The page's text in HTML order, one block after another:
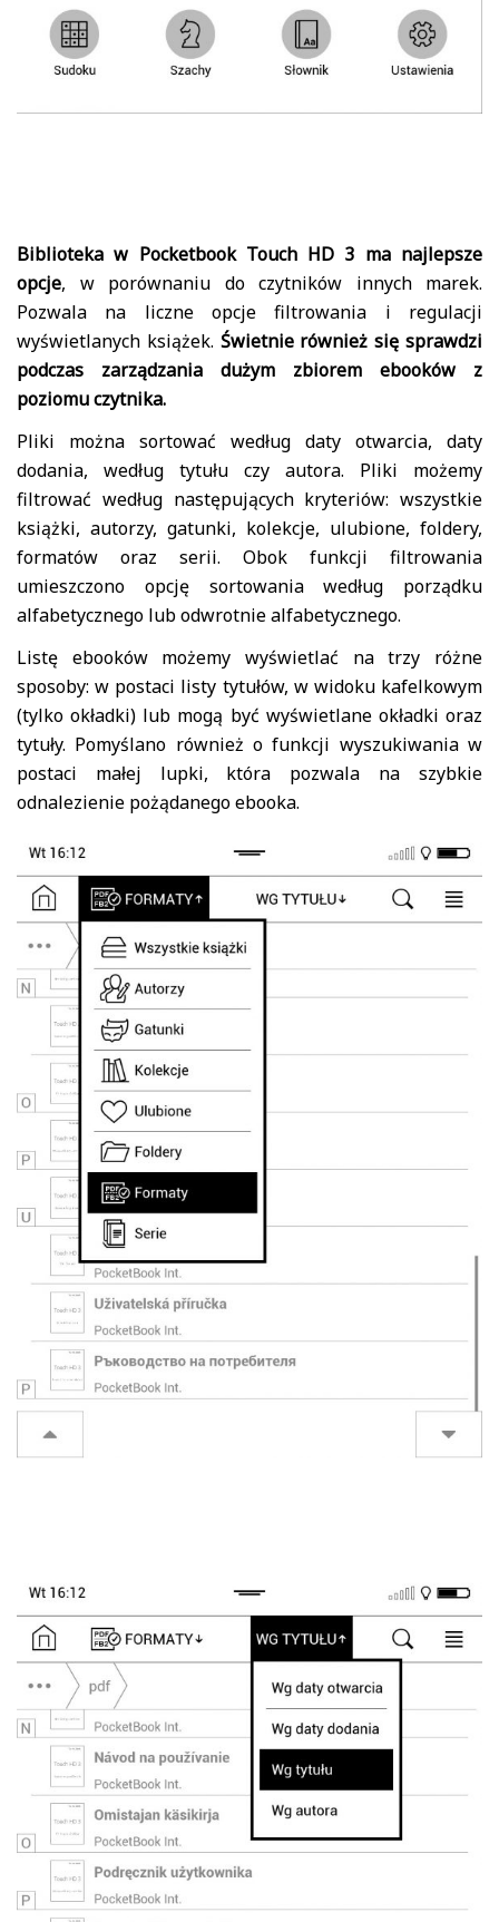
Biblioteka w Pocketbook Touch HD 3 ma najlepsze
opcje, w porównaniu do czytników innych marek.
Pozwala na liczne opcje filtrowania i regulacji
wyświetlanych książek. Świetnie również się sprawdzi
podczas zarządzania dużym zbiorem ebooków z
poziomu czytnika.
Pliki można sortować według daty otwarcia, daty
dodania, według tytułu czy autora. Pliki możemy
filtrować według następujących kryteriów: wszystkie
książki, autorzy, gatunki, kolekcje, ulubione, foldery,
formatów oraz serii. Obok funkcji filtrowania
umieszczono opcję sortowania według porządku
alfabetycznego lub odwrotnie alfabetycznego.
Listę ebooków możemy wyświetlać na trzy różne
sposoby: w postaci listy tytułów, w widoku kafelkowym
(tylko okładki) lub mogą być wyświetlane okładki oraz
tytuły. Pomyślano również o funkcji wyszukiwania w
postaci małej lupki, która pozwala na szybkie
odnalezienie pożądanego ebooka.